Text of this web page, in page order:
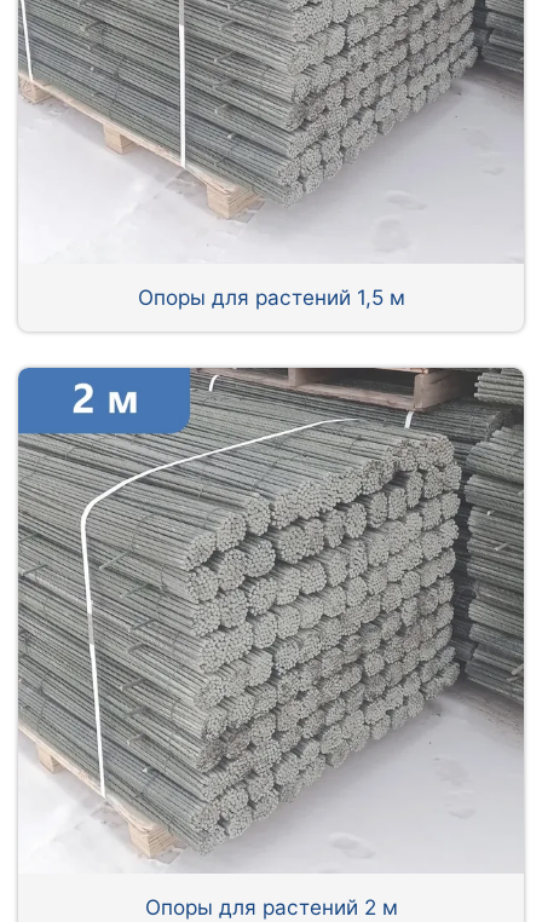
Опоры для растений 1,5 м
Опоры для растений 2 м